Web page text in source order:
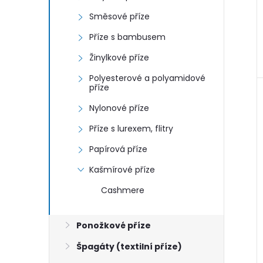
Směsové příze
Příze s bambusem
Žinylkové příze
Polyesterové a polyamidové
příze
Nylonové příze
Příze s lurexem, flitry
Papírová příze
Kašmírové příze
Cashmere
Ponožkové příze
Špagáty (textilní příze)